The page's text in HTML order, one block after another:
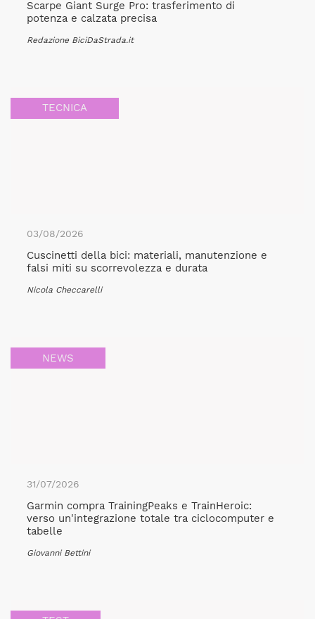
Scarpe Giant Surge Pro: trasferimento di
potenza e calzata precisa
Redazione BiciDaStrada.it
TECNICA
03/08/2026
Cuscinetti della bici: materiali, manutenzione e
falsi miti su scorrevolezza e durata
Nicola Checcarelli
NEWS
31/07/2026
Garmin compra TrainingPeaks e TrainHeroic:
verso un'integrazione totale tra ciclocomputer e
tabelle
Giovanni Bettini